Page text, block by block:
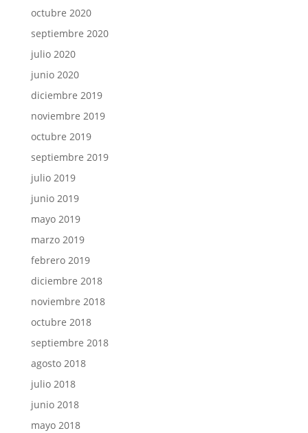
octubre 2020
septiembre 2020
julio 2020
junio 2020
diciembre 2019
noviembre 2019
octubre 2019
septiembre 2019
julio 2019
junio 2019
mayo 2019
marzo 2019
febrero 2019
diciembre 2018
noviembre 2018
octubre 2018
septiembre 2018
agosto 2018
julio 2018
junio 2018
mayo 2018